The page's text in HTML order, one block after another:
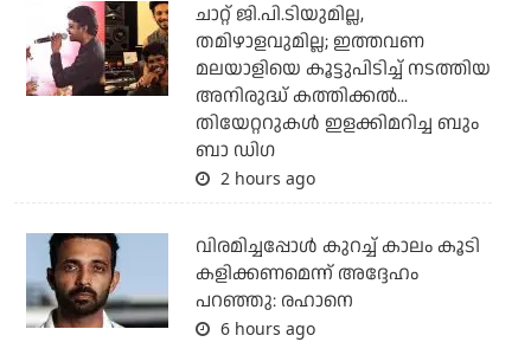
ചാറ്റ് ജി.പി.ടിയുമില്ല,
തമിഴാളവുമില്ല; ഇത്തവണ
മലയാളിയെ കൂട്ടുപിടിച്ച് നടത്തിയ
അനിരുദ്ധ് കത്തിക്കല്‍...
തിയേറ്ററുകള്‍ ഇളക്കിമറിച്ച ബും
ബാ ഡിഗ
2 hours ago
വിരമിച്ചപ്പോള്‍ കുറച്ച് കാലം കൂടി
കളിക്കണമെന്ന് അദ്ദേഹം
പറഞ്ഞു: രഹാനെ
6 hours ago